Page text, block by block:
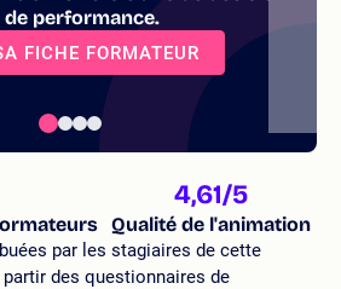
de performance.
FICHE FORMATEUR
4,61/5
Qualité de l'animation
par les stagiaires de cette
des questionnaires de